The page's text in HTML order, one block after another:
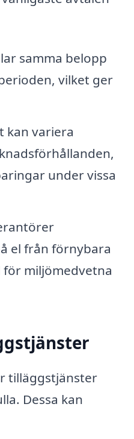
samma belopp
vilket ger
kan variera
under vissa
el från förnybara
för miljömedvetna
tilläggstjänster
Dessa kan